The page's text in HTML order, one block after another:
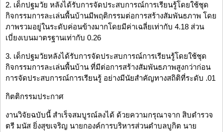
2. เด็กปฐมวัย หลังได้รับการจัดประสบการณ์การเรียนรู้โดยใช้ชุด
กิจกรรมการละเล่นพื้นบ้านมีพฤติกรรมต่อการสร้างสัมพันธภาพ โดย
ภาพรวมอยู่ในระดับค่อนข้างมากโดยมีค่าเฉลี่ยเท่ากับ 4.18 ส่วน
เบี่ยงเบนมาตรฐานเท่ากับ 0.26
3. เด็กปฐมวัยหลังได้รับการจัดประสบการณ์การเรียนรู้โดยใช้ชุด
กิจกรรมการละเล่นพื้นบ้าน ที่มีต่อการสร้างสัมพันธภาพสูงกว่าก่อน
การจัดประสบการณ์การเรียนรู้ อย่างมีนัยสำคัญทางสถิติที่ระดับ .01
กิตติกรรมประกาศ
งานวิจัยฉบับนี้ สำเร็จสมบูรณ์ลงได้ ด้วยความกรุณาจาก สิบตำรวจ
ตรี มนัส ยิ่งสุขเจริญ นายกองค์การบริหารส่วนตำบลบูกิต นาย